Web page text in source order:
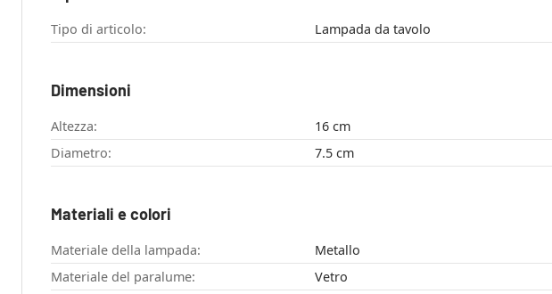
Tipo di articolo: Lampada da tavolo
Dimensioni
Altezza:
16 cm
Diametro:
7.5 cm
Materiali e colori
Materiale della lampada:
Metallo
Materiale del paralume:
Vetro